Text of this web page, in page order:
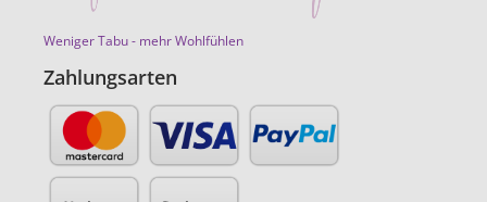
Weniger Tabu - mehr Wohlfühlen
Zahlungsarten